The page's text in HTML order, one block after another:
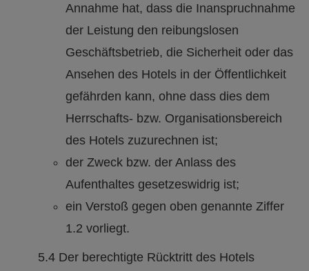
Annahme hat, dass die Inanspruchnahme
der Leistung den reibungslosen
Geschäftsbetrieb, die Sicherheit oder das
Ansehen des Hotels in der Öffentlichkeit
gefährden kann, ohne dass dies dem
Herrschafts- bzw. Organisationsbereich
des Hotels zuzurechnen ist;
der Zweck bzw. der Anlass des
Aufenthaltes gesetzeswidrig ist;
ein Verstoß gegen oben genannte Ziffer
1.2 vorliegt.
5.4 Der berechtigte Rücktritt des Hotels